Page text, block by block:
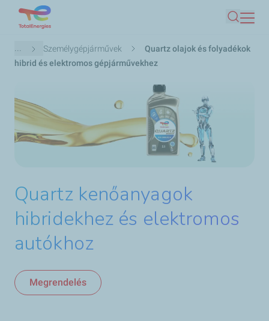
tartalomra
Keresés
Morzsa
... Személygépjárművek
Quartz olajok és folyadékok
hibrid és elektromos gépjárművekhez
Quartz kenőanyagok
hibridekhez és elektromos
autókhoz
Megrendelés